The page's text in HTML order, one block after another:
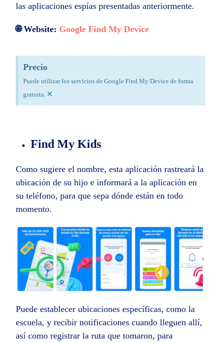
las aplicaciones espías presentadas anteriormente.
🌐 Website: Google Find My Device
Precio
Puede utilizar los servicios de Google Find My Device de forma
gratuita. ×
Find My Kids
Como sugiere el nombre, esta aplicación rastreará la
ubicación de su hijo e informará a la aplicación en
su teléfono, para que sepa dónde están en todo
momento.
Puede establecer ubicaciones específicas, como la
escuela, y recibir notificaciones cuando lleguen allí,
así como registrar la ruta que tomaron, para